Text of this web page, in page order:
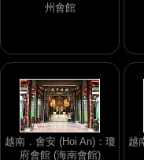
州會館
越南．會安 (Hoi An)：瓊
府會館 (海南會館)
越